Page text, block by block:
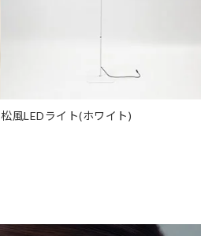
松風LEDライト(ホワイト)